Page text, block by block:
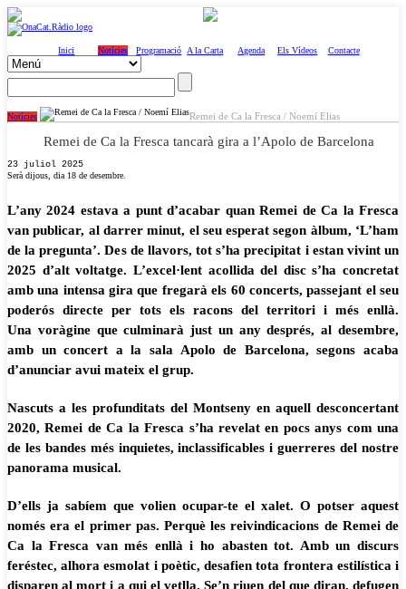
Inici Notícies Programació A la Carta Agenda Els Vídeos Contacte
Notícies Remei de Ca la Fresca / Noemí Elias
Remei de Ca la Fresca tancarà gira a l’Apolo de Barcelona
23 juliol 2025
Serà dijous, dia 18 de desembre.
L’any 2024 estava a punt d’acabar quan Remei de Ca la Fresca
van publicar, al darrer minut, el seu esperat segon àlbum, ‘L’ham
de la pregunta’. Des de llavors, tot s’ha precipitat i estan vivint un
2025 d’alt voltatge. L’excel·lent acollida del disc s’ha concretat
amb una intensa gira que fregarà els 60 concerts, passejant el seu
poderós directe per tots els racons del territori i més enllà.
Una voràgine que culminarà just un any després, al desembre,
amb un concert a la sala Apolo de Barcelona, segons acaba
d’anunciar avui mateix el grup.
Nascuts a les profunditats del Montseny en aquell desconcertant
2020, Remei de Ca la Fresca s’ha revelat en pocs anys com una
de les bandes més inquietes, inclassificables i guerreres del nostre
panorama musical.
D’ells ja sabíem que volien ocupar-te el xalet. O potser aquest
només era el primer pas. Perquè les reivindicacions de Remei de
Ca la Fresca van més enllà i ho abasten tot. Amb un discurs
feréstec, alhora esmolat i poètic, desafien tota frontera estilística i
disparen al mort i a qui el vetlla. Se’n riuen del que diran, defugen